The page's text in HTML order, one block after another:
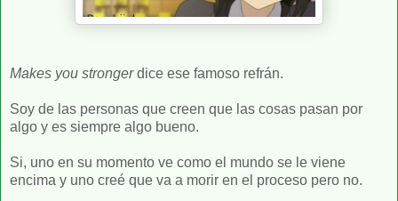
Makes you strongerdice ese famoso refrán.
Soy de las personas que creen que las cosas pasan por
algo y es siempre algo bueno.
Si, uno en su momento ve como el mundo se le viene
encima y uno creé que va a morir en el proceso pero no.